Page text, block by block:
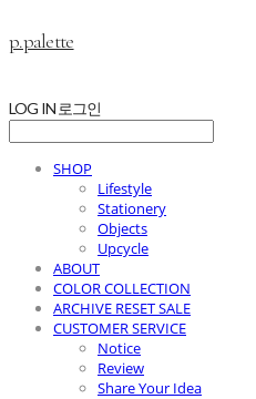
p.palette
LOG IN 로그인
SHOP
Lifestyle
Stationery
Objects
Upcycle
ABOUT
COLOR COLLECTION
ARCHIVE RESET SALE
CUSTOMER SERVICE
Notice
Review
Share Your Idea